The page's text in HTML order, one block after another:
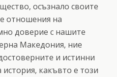
осъзнало своите
отношения на
доверие с нашите
Македония, ние
и истинни
какъвто е този